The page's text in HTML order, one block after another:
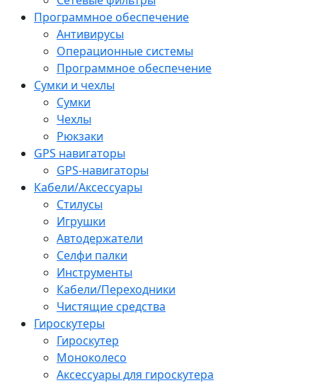
Программное обеспечение
Антивирусы
Операционные системы
Программное обеспечение
Сумки и чехлы
Сумки
Чехлы
Рюкзаки
GPS навигаторы
GPS-навигаторы
Кабели/Аксессуары
Стилусы
Игрушки
Автодержатели
Селфи палки
Инструменты
Кабели/Переходники
Чистящие средства
Гироскутеры
Гироскутер
Моноколесо
Аксессуары для гироскутера